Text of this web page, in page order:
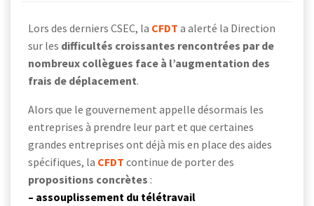
Lors des derniers CSEC, la CFDT a alerté la Direction
sur les difficultés croissantes rencontrées par de
nombreux collègues face à l’augmentation des
frais de déplacement.
Alors que le gouvernement appelle désormais les
entreprises à prendre leur part et que certaines
grandes entreprises ont déjà mis en place des aides
spécifiques, la CFDT continue de porter des
propositions concrètes :
– assouplissement du télétravail